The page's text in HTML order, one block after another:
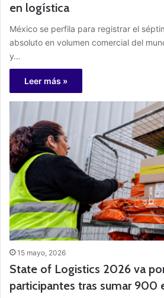
en logística
México se perfila para registrar el
absoluto en volumen comercial del
y…
Leer más »
15 mayo, 2026
State of Logistics 2026 va
participantes tras sumar 900